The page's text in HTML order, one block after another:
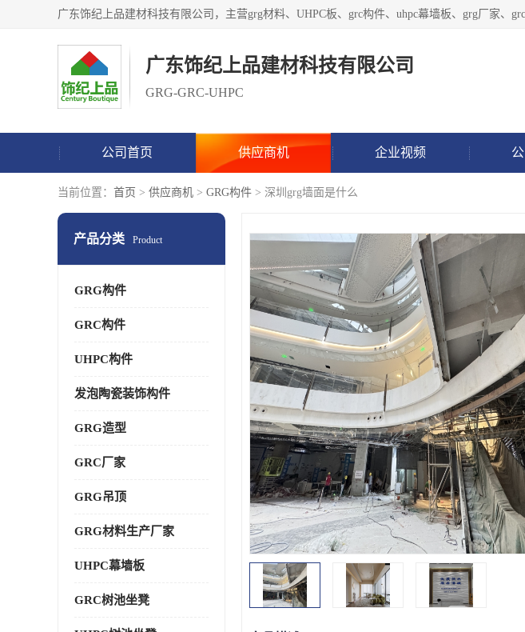
广东饰纪上品建材科技有限公司
GRG-GRC-UHPC
公司首页 供应商机 企业视频
当前位置： 首页 > 供应商机 > GRG构件 > 深圳grg墙面是什么
产品分类 Product
GRG构件
GRC构件
UHPC构件
发泡陶瓷装饰构件
GRG造型
GRC厂家
GRG吊顶
GRG材料生产厂家
UHPC幕墙板
GRC树池坐凳